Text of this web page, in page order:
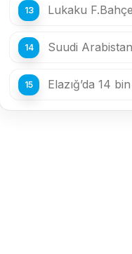
Lukaku
Suudi
Elazığ’da 14